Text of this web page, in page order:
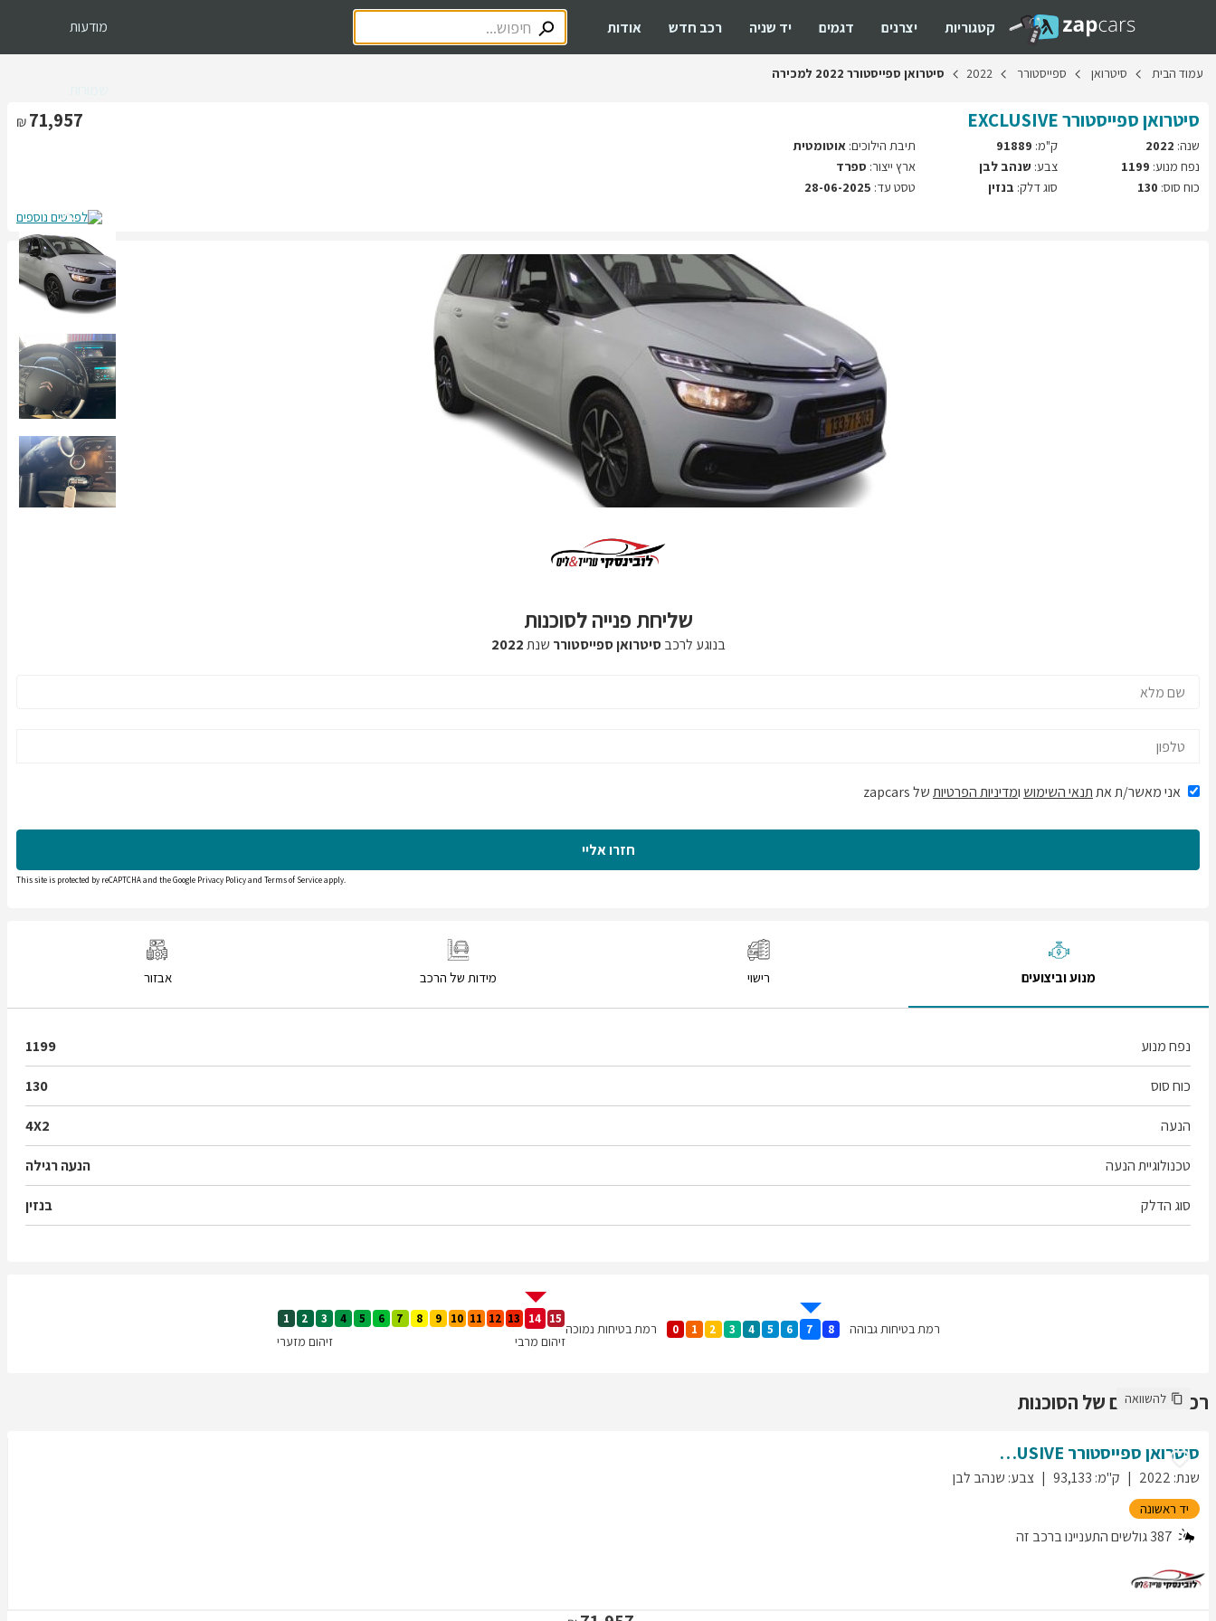
קטגוריות יצרנים דגמים יד שניה רכב חדש אודות מודעות
עמוד הבית סיטרואן ספייסטורר 2022 סיטרואן ספייסטורר 2022 למכירה
סיטרואןספייסטוררEXCLUSIVE
71,957
שנה: 2022
נפח מנוע: 1199
כוח סוס: 130
ק"מ: 91889
צבע: שנהב לבן
סוג דלק: בנזין
תיבת הילוכים: אוטומטית
ארץ ייצור: ספרד
טסט עד: 28-06-2025
לפרטים נוספים
שליחת פנייה לסוכנות
בנוגע לרכבסיטרואן ספייסטורר שנת2022
אני מאשר/ת אתתנאי השימוש ומדיניות הפרטיותשל zapcars
חזרו אליי
This site is protected by reCAPTCHA and the Google Privacy Policyand Terms of Serviceapply.
מנוע וביצועים רישוי מידות של הרכב אבזור
נפח מנוע 1199
כוח סוס 130
הנעה 4X2
טכנולוגיית הנעה הנעה רגילה
סוג הדלק בנזין
רמת בטיחות גבוהה 0 1 2 3 4 5 6 7 8 רמת בטיחות נמוכה
1 2 3 4 5 6 7 8 9 10 11 12 13 14 15
זיהום מרבי זיהום מזערי
רכבים נוספים של הסוכנות
להשוואה
סיטרואןספייסטורר EXCLUSIVE
שנת:
2022 ק"מ:
93,133 צבע: שנהב לבן
יד ראשונה
387גולשים התעניינו ברכב זה